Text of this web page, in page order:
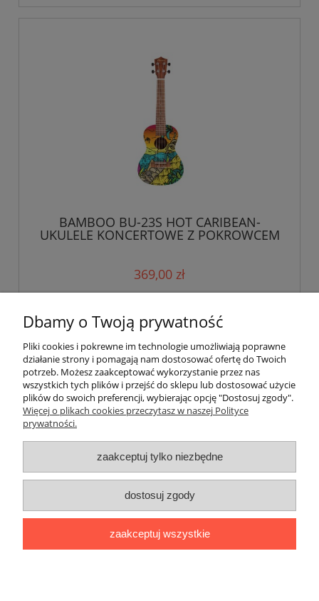
BAMBOO BU-23S HOT CARIBEAN-
UKULELE KONCERTOWE Z POKROWCEM
369,00 zł
powiadom o dostępności
« 1 2 3 4 5 ... 30 »
Pomoc
Moje konto
Płatności i dostawa
Informacje
Dbamy o Twoją prywatność
Pliki cookies i pokrewne im technologie umożliwiają poprawne
działanie strony i pomagają nam dostosować ofertę do Twoich
potrzeb. Możesz zaakceptować wykorzystanie przez nas
wszystkich tych plików i przejść do sklepu lub dostosować użycie
plików do swoich preferencji, wybierając opcję "Dostosuj zgody".
Więcej o plikach cookies przeczytasz w naszej Polityce
prywatności.
zaakceptuj tylko niezbędne
dostosuj zgody
zaakceptuj wszystkie